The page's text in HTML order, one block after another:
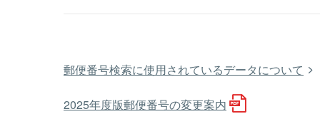
郵便番号検索に使用されているデータについて
2025年度版郵便番号の変更案内